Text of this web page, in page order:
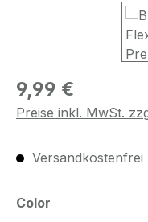
Regulärer Preis:
9,99 €
Preise inkl. MwSt.
Versandkostenfrei
Color